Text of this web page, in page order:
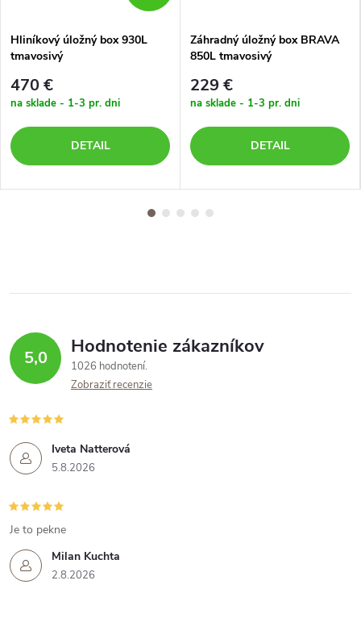
Hliníkový úložný box 930L
tmavosivý
470 €
na sklade - 1-3 pr. dni
DETAIL
Záhradný úložný box BRAVA
850L tmavosivý
229 €
na sklade - 1-3 pr. dni
DETAIL
5,0 Hodnotenie zákazníkov
1026 hodnotení
Zobraziť recenzie
Iveta Natterová
5.8.2026
Milan Kuchta
2.8.2026
Je to pekne